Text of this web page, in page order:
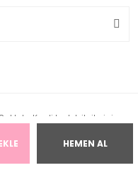
HEMEN AL
Kredi kartı bilgileriniz